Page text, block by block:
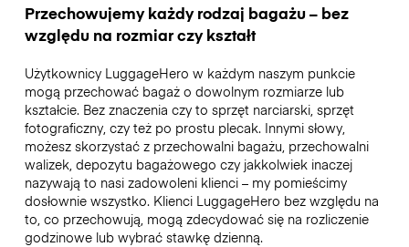
Przechowujemy każdy rodzaj bagażu – bez
względu na rozmiar czy kształt
Użytkownicy LuggageHero w każdym naszym punkcie
mogą przechować bagaż o dowolnym rozmiarze lub
kształcie. Bez znaczenia czy to sprzęt narciarski, sprzęt
fotograficzny, czy też po prostu plecak. Innymi słowy,
możesz skorzystać z przechowalni bagażu, przechowalni
walizek, depozytu bagażowego czy jakkolwiek inaczej
nazywają to nasi zadowoleni klienci – my pomieścimy
dosłownie wszystko. Klienci LuggageHero bez względu na
to, co przechowują, mogą zdecydować się na rozliczenie
godzinowe lub wybrać stawkę dzienną.